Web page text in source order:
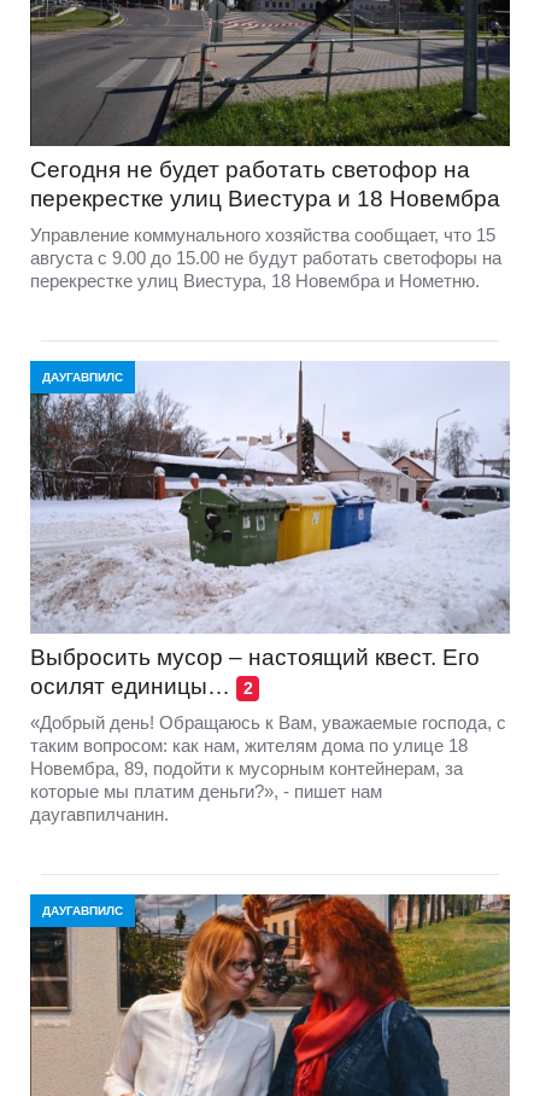
Сегодня не будет работать светофор на
перекрестке улиц Виестура и 18 Новембра
Управление коммунального хозяйства сообщает, что 15
августа с 9.00 до 15.00 не будут работать светофоры на
перекрестке улиц Виестура, 18 Новембра и Нометню.
ДАУГАВПИЛС
Выбросить мусор – настоящий квест. Его
осилят единицы…
2
«Добрый день! Обращаюсь к Вам, уважаемые господа, с
таким вопросом: как нам, жителям дома по улице 18
Новембра, 89, подойти к мусорным контейнерам, за
которые мы платим деньги?», - пишет нам
даугавпилчанин.
ДАУГАВПИЛС